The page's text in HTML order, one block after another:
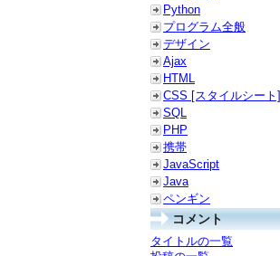
Python
プログラム全般
デザイン
Ajax
HTML
CSS [スタイルシート]
SQL
PHP
携帯
JavaScript
Java
ペンギン
コメント
タイトルの一覧